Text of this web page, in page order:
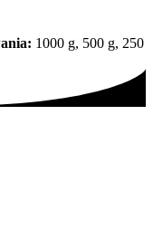
1000 g, 500 g, 250